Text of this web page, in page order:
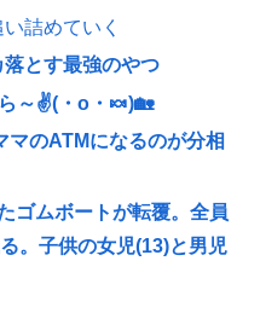
詰めていく
落とす最強のやつ
～✌(・o・🍬)🏡
マのATMになるのが分相
ゴムボートが転覆。全員
。子供の女児(13)と男児